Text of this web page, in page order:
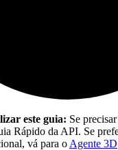
este guia: Se
Rápido da API. Se
vá para o Agente 3D